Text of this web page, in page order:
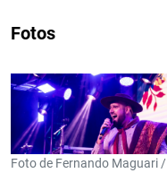
Fotos
Foto de Fernando Maguari /